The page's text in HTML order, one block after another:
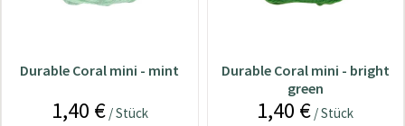
Durable Coral mini - mint
1,40 €/ Stück
Durable Coral mini - bright
green
1,40 € / Stück